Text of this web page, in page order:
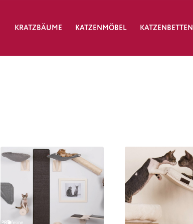
KRATZBÄUME KATZENMÖBEL KATZENBETTEN